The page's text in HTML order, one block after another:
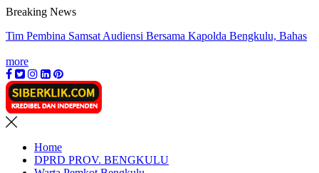
Breaking News
Tim Pembina Samsat Audiensi Bersama Kapolda Bengkulu, Bahas
Jelang Berakhirnya Program Pemutihan, Tim Pembina Samsat
Rejang Lebong Intensifkan Sosialisasi Patuh Pajak
Jasa Raharja Serahkan Santunan kepada Ahli Waris Korban
Kebakaran KM Mutiara Sentosa II
Tiga Guru SD IT Rabbani Klaim Diberhentikan Tanpa Peringatan
dan Pesangon
Kendaraan Langsung Bayar di Lokasia
more
Main
Home
DPRD PROV. BENGKULU